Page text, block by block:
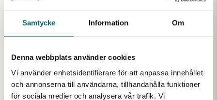
Samtycke Information Om
Denna webbplats använder cookies
Vi använder enhetsidentifierare för att anpassa innehållet
och annonserna till användarna, tillhandahålla funktioner
för sociala medier och analysera vår trafik. Vi
Flagglina 5 mm, 25 m
hockeynät, fotbollsnät,
kattnät m.m.
Finns i lager
Lina,